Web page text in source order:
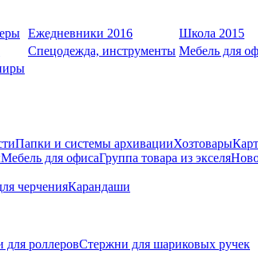
Ежедневники 2016
Школа 2015
Спецодежда, инструменты Мебель для
Папки и системы архивацииХозтовары
Мебель для офисаГруппа товара из экселя
черченияКарандаши
для роллеровСтержни для шариковых ручек